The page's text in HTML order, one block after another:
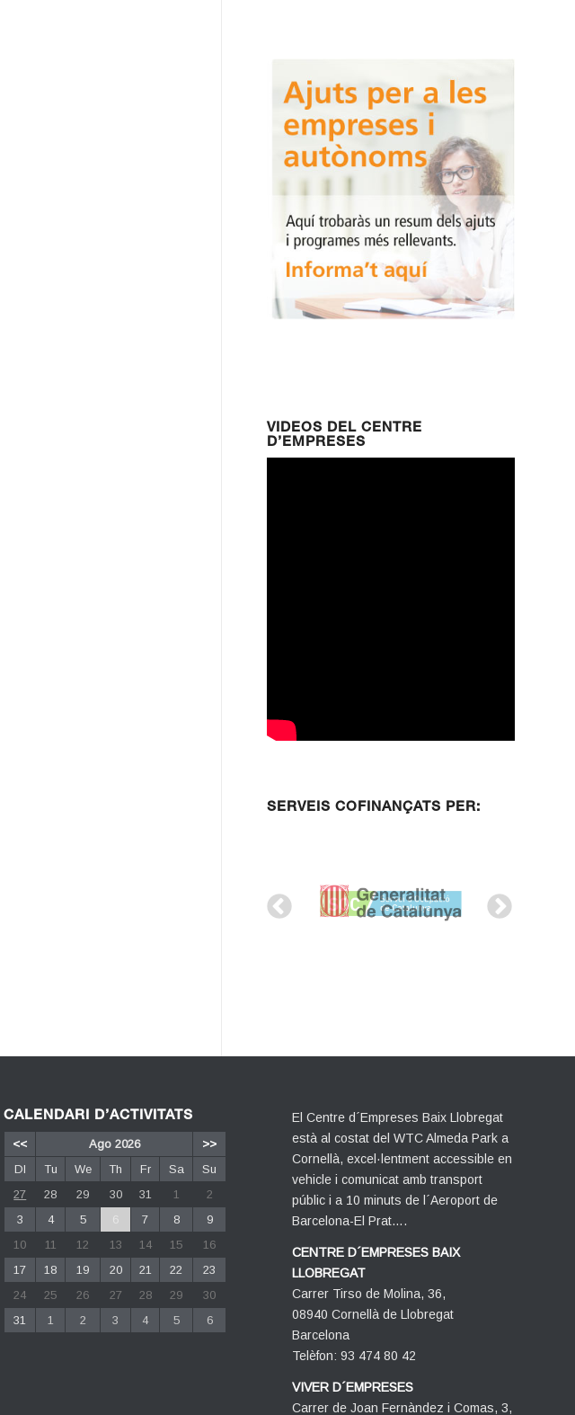
VIDEOS DEL CENTRE
D’EMPRESES
SERVEIS COFINANÇATS PER:
CALENDARI D’ACTIVITATS
<< Ago 2026
>>
Dl
Tu We Th Fr Sa
Su
27
28 29 30 31 1
2
3
4 5 6 7 8
9
10
11 12 13 14 15
16
17
18 19 20 21 22
23
24
25 26 27 28 29
30
31
1 2 3 4 5 6
El Centre d´Empreses Baix Llobregat
està al costat del WTC Almeda Park a
Cornellà, excel·lentment accessible en
vehicle i comunicat amb transport
públic i a 10 minuts de l´Aeroport de
Barcelona-El Prat….
CENTRE D´EMPRESES BAIX
LLOBREGAT
Carrer Tirso de Molina, 36,
08940 Cornellà de Llobregat
Barcelona
Telèfon: 93 474 80 42
VIVER D´EMPRESES
Carrer de Joan Fernàndez i Comas, 3,